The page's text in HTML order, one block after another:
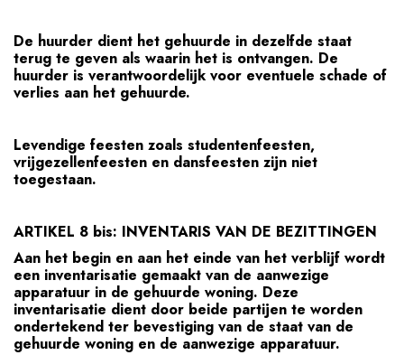
De huurder dient het gehuurde in dezelfde staat
terug te geven als waarin het is ontvangen. De
huurder is verantwoordelijk voor eventuele schade of
verlies aan het gehuurde.
Levendige feesten zoals studentenfeesten,
vrijgezellenfeesten en dansfeesten zijn niet
toegestaan.
ARTIKEL 8 bis: INVENTARIS VAN DE BEZITTINGEN
Aan het begin en aan het einde van het verblijf wordt
een inventarisatie gemaakt van de aanwezige
apparatuur in de gehuurde woning. Deze
inventarisatie dient door beide partijen te worden
ondertekend ter bevestiging van de staat van de
gehuurde woning en de aanwezige apparatuur.